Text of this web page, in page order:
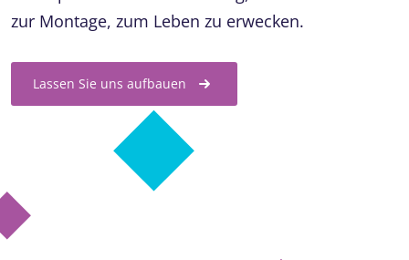
zur Montage, zum Leben zu erwecken.
Lassen Sie uns aufbauen